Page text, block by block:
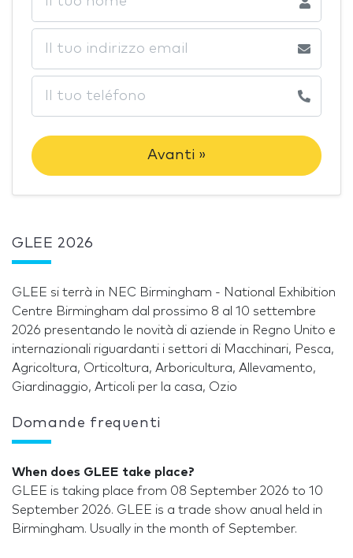
Avanti »
GLEE 2026
GLEE si terrà in NEC Birmingham - National Exhibition
Centre Birmingham dal prossimo 8 al 10 settembre
2026 presentando le novità di aziende in Regno Unito e
internazionali riguardanti i settori di Macchinari, Pesca,
Agricoltura, Orticoltura, Arboricultura, Allevamento,
Giardinaggio, Articoli per la casa, Ozio
Domande frequenti
When does GLEE take place?
GLEE is taking place from 08 September 2026 to 10
September 2026. GLEE is a trade show anual held in
Birmingham. Usually in the month of September.